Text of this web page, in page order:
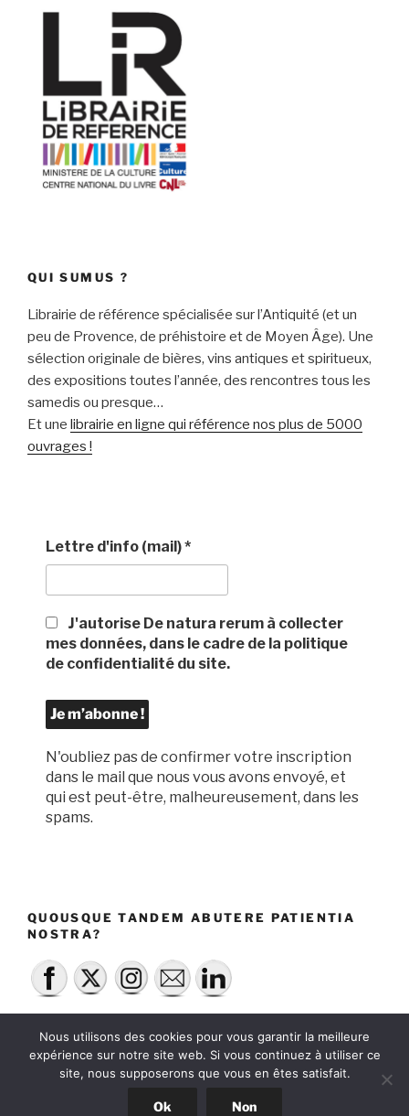
QUI SUMUS ?
Librairie de référence spécialisée sur l’Antiquité (et un
peu de Provence, de préhistoire et de Moyen Âge). Une
sélection originale de bières, vins antiques et spiritueux,
des expositions toutes l’année, des rencontres tous les
samedis ou presque…
Et une librairie en ligne qui référence nos plus de 5000
ouvrages !
Lettre d'info (mail)*
J'autorise De natura rerum à collecter
mes données, dans le cadre de la politique
de confidentialité du site.
N'oubliez pas de confirmer votre inscription
dans le mail que nous vous avons envoyé, et
qui est peut-être, malheureusement, dans les
spams.
QUOUSQUE TANDEM ABUTERE PATIENTIA
NOSTRA?
Fièrement propulsé par WordPress
Nous utilisons des cookies pour vous garantir la meilleure
expérience sur notre site web. Si vous continuez à utiliser ce
site, nous supposerons que vous en êtes satisfait.
Ok Non